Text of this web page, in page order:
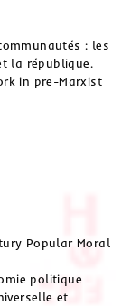
: les
la république.
in pre-Marxist
Popular Moral
politique
et